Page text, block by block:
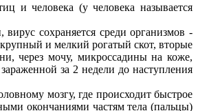
и человека (у человека называется
сохраняется среди организмов -
и мелкий рогатый скот, вторые
через мочу, микроссадины на коже,
за 2 недели до наступления
мозгу, где происходит быстрое
окончаниями частям тела (пальцы)